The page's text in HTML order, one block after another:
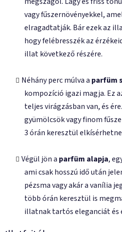
vagy fűszernövényekkel,
elragadtatják. Bár ezek az
hogy felébresszék az
illat következő részére.
Néhány perc múlva a parfüm
kompozíció igazi magja. Ez
teljes virágzásban van, és
gyümölcsök vagy finom
3 órán keresztül
Végül jön a parfüm alapja,
ami csak hosszú idő után
pézsma vagy akár a vanília
több órán keresztül is
illatnak tartós eleganciát és